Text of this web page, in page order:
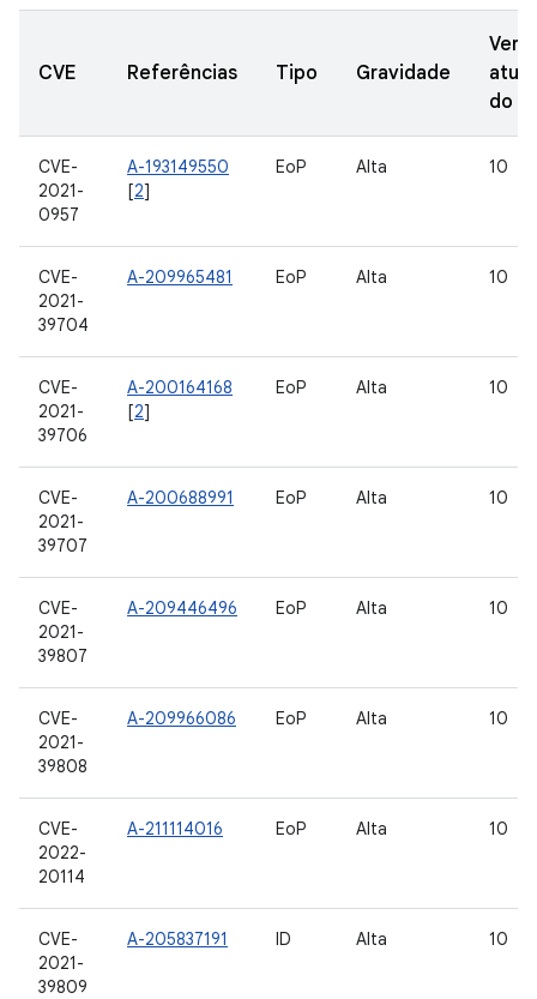
CVE Referências Tipo Gravidade
do
CVE-
2021-
0957
A-193149550
[2]
EoP Alta 10
CVE-
2021-
39704
A-209965481 EoP Alta 10
CVE-
2021-
39706
A-200164168
[2]
EoP Alta 10
CVE-
2021-
39707
A-200688991 EoP Alta 10
CVE-
2021-
39807
A-209446496 EoP Alta 10
CVE-
2021-
39808
A-209966086 EoP Alta 10
CVE-
2022-
20114
A-211114016 EoP Alta 10
CVE-
2021-
39809
A-205837191 ID Alta 10